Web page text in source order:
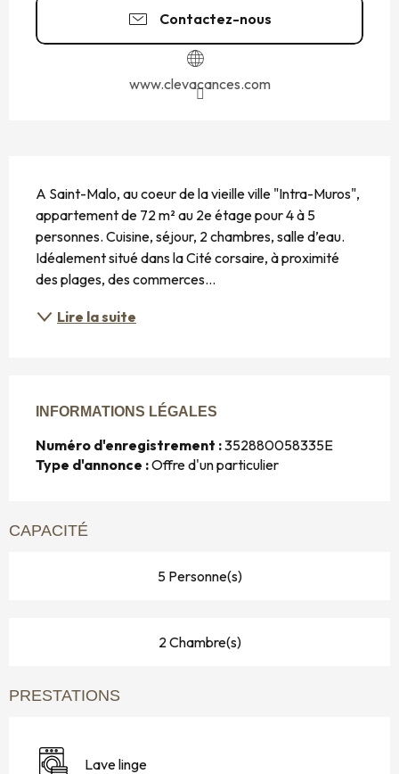
Contactez-nous
www.clevacances.com
A Saint-Malo, au coeur de la vieille ville "Intra-Muros",
appartement de 72 m² au 2e étage pour 4 à 5
personnes. Cuisine, séjour, 2 chambres, salle d’eau.
Idéalement situé dans la Cité corsaire, à proximité
des plages, des commerces…
Lire la suite
INFORMATIONS LÉGALES
INFORMATIONS LÉGALES
Numéro d'enregistrement :352880058335E
Type d'annonce :Offre d'un particulier
CAPACITÉ
5 Personne(s)
2 Chambre(s)
PRESTATIONS
Lave linge